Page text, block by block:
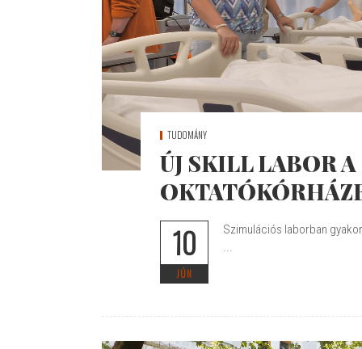
TUDOMÁNY
ÚJ SKILL LABOR
10
JÚN
Szimulációs laborban
...